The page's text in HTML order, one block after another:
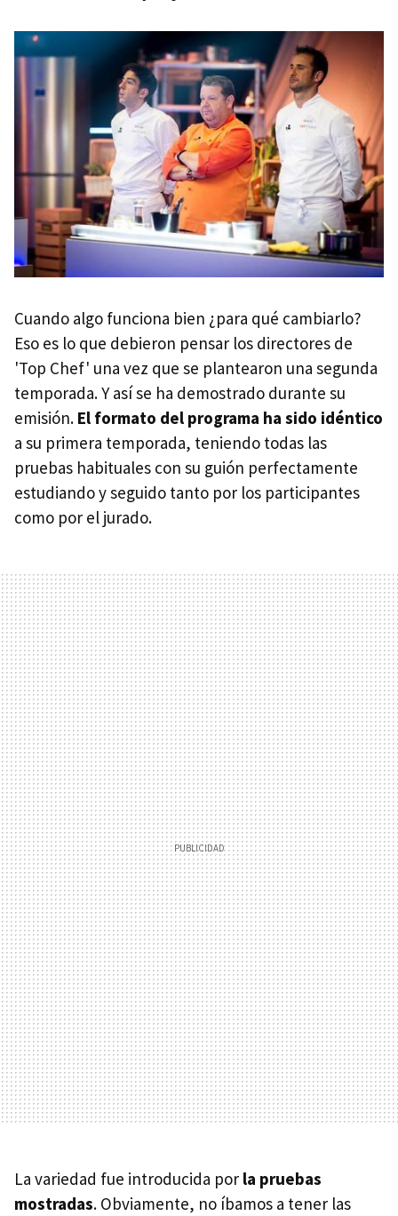
Cuando algo funciona bien ¿para qué cambiarlo?
Eso es lo que debieron pensar los directores de
'Top Chef' una vez que se plantearon una segunda
temporada. Y así se ha demostrado durante su
emisión. El formato del programa ha sido idéntico
a su primera temporada, teniendo todas las
pruebas habituales con su guión perfectamente
estudiando y seguido tanto por los participantes
como por el jurado.
La variedad fue introducida por la pruebas
mostradas. Obviamente, no íbamos a tener las